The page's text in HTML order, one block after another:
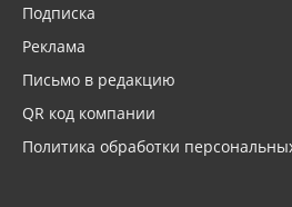
Подписка
Реклама
Письмо в редакцию
QR код компании
Политика обработки